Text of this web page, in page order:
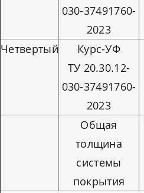
030-37491760-
2023
Четвертый
Курс-УФ
ТУ 20.30.12-
030-37491760-
2023
Общая
толщина
системы
покрытия